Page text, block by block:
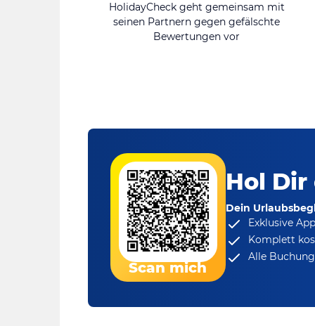
HolidayCheck geht gemeinsam mit
seinen Partnern gegen gefälschte
Bewertungen vor
Scan mich
Hol Dir
Dein
Exklusive
Komplett
Alle